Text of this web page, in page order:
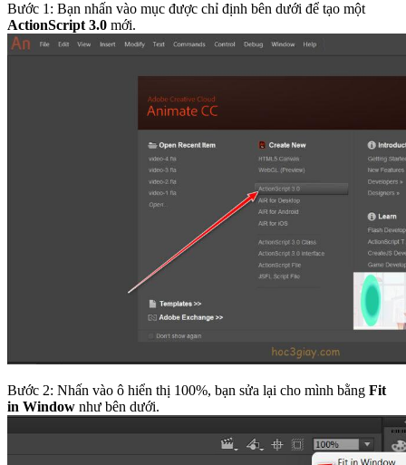
Bước 1: Bạn nhấn vào mục được chỉ định bên dưới để tạo một
ActionScript 3.0 mới.
Bước 2: Nhấn vào ô hiển thị 100%, bạn sửa lại cho mình bằng Fit
in Window như bên dưới.